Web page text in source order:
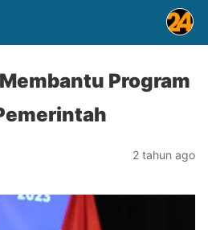
Program
2 tahun ago